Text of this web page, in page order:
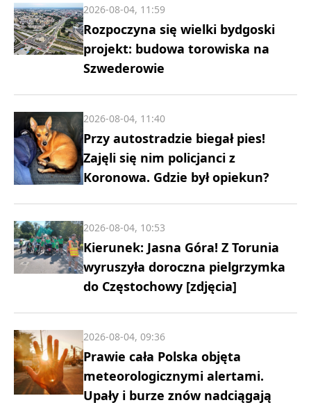
Rozpoczyna się wielki bydgoski
projekt: budowa torowiska na
Szwederowie
2026-08-04, 11:59
Przy autostradzie biegał pies!
Zajęli się nim policjanci z
Koronowa. Gdzie był opiekun?
2026-08-04, 11:40
Kierunek: Jasna Góra! Z Torunia
wyruszyła doroczna pielgrzymka
do Częstochowy [zdjęcia]
2026-08-04, 10:53
Prawie cała Polska objęta
meteorologicznymi alertami.
Upały i burze znów nadciągają
2026-08-04, 09:36